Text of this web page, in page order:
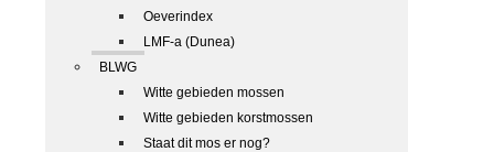
Oeverindex
LMF-a (Dunea)
BLWG
Witte gebieden mossen
Witte gebieden korstmossen
Staat dit mos er nog?